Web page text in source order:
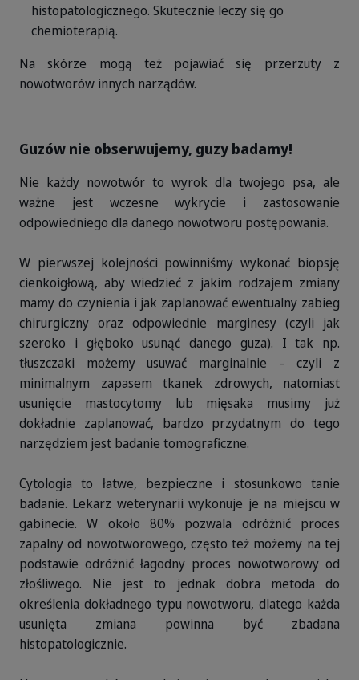
histopatologicznego. Skutecznie leczy się go
chemioterapią.
Na skórze mogą też pojawiać się przerzuty z
nowotworów innych narządów.
Guzów nie obserwujemy, guzy badamy!
Nie każdy nowotwór to wyrok dla twojego psa, ale
ważne jest wczesne wykrycie i zastosowanie
odpowiedniego dla danego nowotworu postępowania.
W pierwszej kolejności powinniśmy wykonać biopsję
cienkoigłową, aby wiedzieć z jakim rodzajem zmiany
mamy do czynienia i jak zaplanować ewentualny zabieg
chirurgiczny oraz odpowiednie marginesy (czyli jak
szeroko i głęboko usunąć danego guza). I tak np.
tłuszczaki możemy usuwać marginalnie – czyli z
minimalnym zapasem tkanek zdrowych, natomiast
usunięcie mastocytomy lub mięsaka musimy już
dokładnie zaplanować, bardzo przydatnym do tego
narzędziem jest badanie tomograficzne.
Cytologia to łatwe, bezpieczne i stosunkowo tanie
badanie. Lekarz weterynarii wykonuje je na miejscu w
gabinecie. W około 80% pozwala odróżnić proces
zapalny od nowotworowego, często też możemy na tej
podstawie odróżnić łagodny proces nowotworowy od
złośliwego. Nie jest to jednak dobra metoda do
określenia dokładnego typu nowotworu, dlatego każda
usunięta zmiana powinna być zbadana
histopatologicznie.